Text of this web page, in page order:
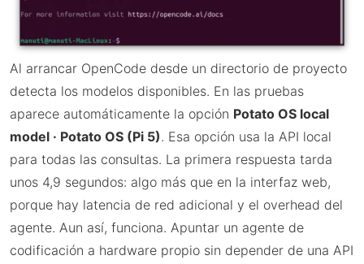
Al arrancar OpenCode desde un directorio de proyecto
detecta los modelos disponibles. En las pruebas
aparece automáticamente la opción Potato OS local
model · Potato OS (Pi 5). Esa opción usa la API local
para todas las consultas. La primera respuesta tarda
unos 4,9 segundos: algo más que en la interfaz web,
porque hay latencia de red adicional y el overhead del
agente. Aun así, funciona. Apuntar un agente de
codificación a hardware propio sin depender de una API